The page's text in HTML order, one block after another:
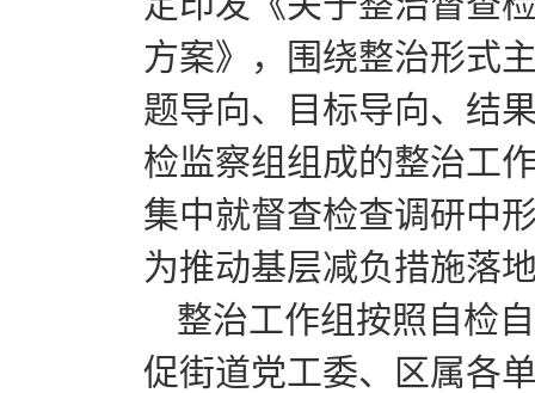
方案》，围绕整治形式
题导向、目标导向、结
检监察组组成的整治工
集中就督查检查调研中
为推动基层减负措施落
整治工作组按照自检
促街道党工委、区属各